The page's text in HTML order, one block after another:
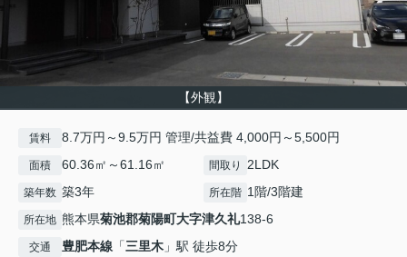
【外観】
賃料 8.7万円～9.5万円 管理/共益費 4,000円～5,500円
面積 60.36㎡～61.16㎡ 間取り 2LDK
築年数 築3年 所在階 1階/3階建
所在地 熊本県菊池郡菊陽町大字津久礼138-6
交通 豊肥本線 「三里木 」駅 徒歩8分